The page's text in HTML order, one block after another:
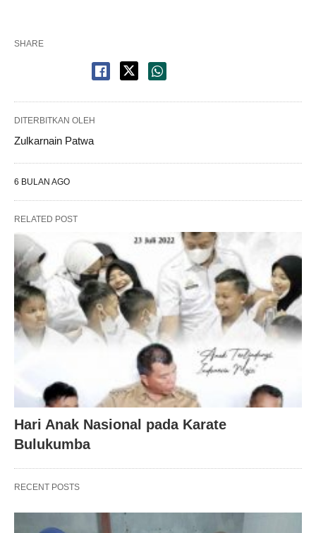
SHARE
DITERBITKAN OLEH
Zulkarnain Patwa
6 BULAN AGO
RELATED POST
Hari Anak Nasional pada Karate
Bulukumba
RECENT POSTS